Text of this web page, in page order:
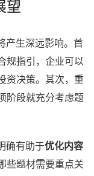
望
产生深远影响。首
规指引，企业可以
资决策。其次，重
阶段就充分考虑题
确有助于优化内容
些题材需要重点关